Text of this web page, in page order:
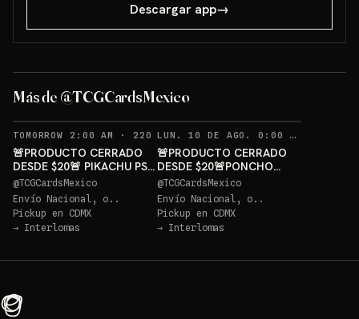
Descargar app→
Más de @TCGCardsMexico
Sorteo: PIKACHU PSA 10 GRATIS→
TOMORROW 2:00 AM · 220 RECORDATORIOS
🚨PRODUCTO CERRADO
DESDE $20🚨 PIKACHU PSA
10 GRATIS
@TCGCardsMexico
Envío Nacional, o..
Pickup en CDMX
→ Interlomas
LUN. 10 DE AGO. 0:00 AM
🚨PRODUCTO CERRADO
DESDE $20🚨PONCHO
PIKACHU PSA 10 GRATIS
@TCGCardsMexico
Envío Nacional, o..
Pickup en CDMX
→ Interlomas